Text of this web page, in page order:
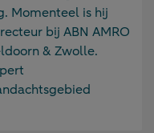
Momenteel is hij
bij ABN AMRO
& Zwolle.